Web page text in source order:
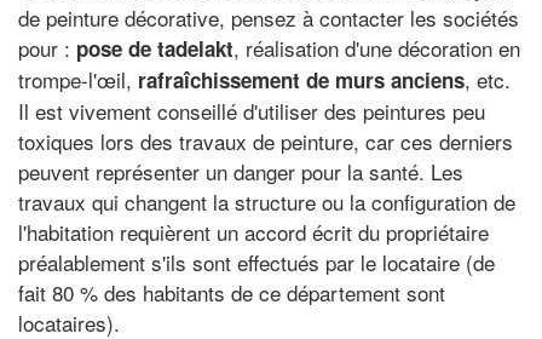
de peinture décorative, pensez à contacter les sociétés
pour : pose de tadelakt, réalisation d'une décoration en
trompe-l'œil, rafraîchissement de murs anciens, etc.
Il est vivement conseillé d'utiliser des peintures peu
toxiques lors des travaux de peinture, car ces derniers
peuvent représenter un danger pour la santé. Les
travaux qui changent la structure ou la configuration de
l'habitation requièrent un accord écrit du propriétaire
préalablement s'ils sont effectués par le locataire (de
fait 80 % des habitants de ce département sont
locataires).